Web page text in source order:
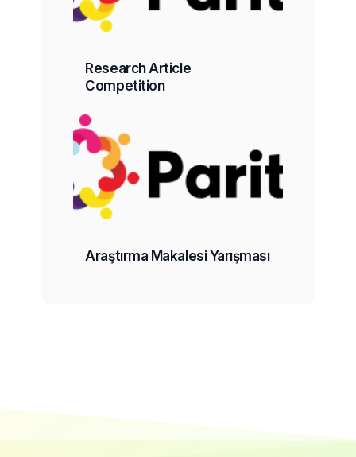
Research Article
Competition
Araştırma Makalesi Yarışması